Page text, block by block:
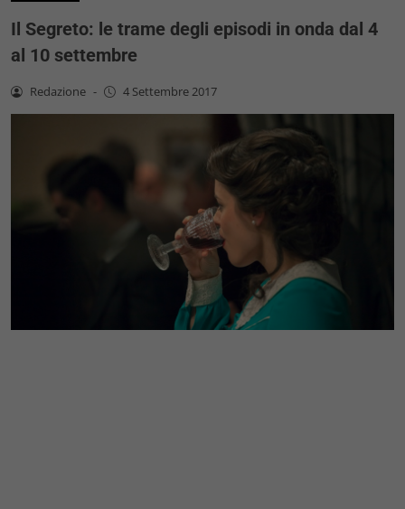
Il Segreto: le trame degli episodi in onda dal 4
al 10 settembre
Redazione - 4 Settembre 2017